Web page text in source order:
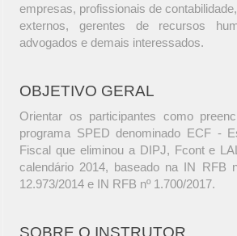
empresas, profissionais de
externos, gerentes de recursos
advogados e demais interessados.
OBJETIVO GERAL
Orientar os participantes como
programa SPED denominado ECF -
Fiscal que eliminou a DIPJ, Fcont e
calendário 2014, baseado na IN RFB
12.973/2014 e IN RFB nº 1.700/2017.
SOBRE O INSTRUTOR